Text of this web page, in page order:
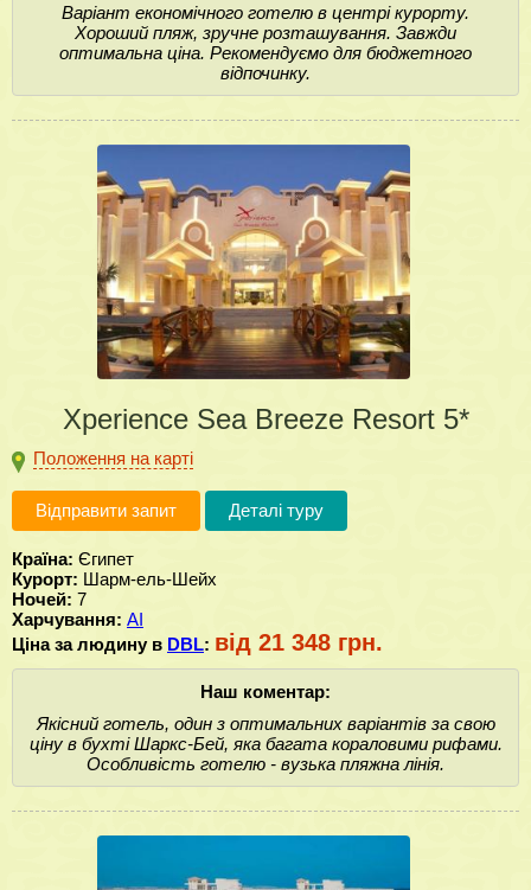
Варіант економічного готелю в центрі курорту.
Хороший пляж, зручне розташування. Завжди
оптимальна ціна. Рекомендуємо для бюджетного
відпочинку.
Xperience Sea Breeze Resort 5*
Положення на карті
Відправити запит Деталі туру
Країна: Єгипет
Курорт: Шарм-ель-Шейх
Ночей: 7
Харчування: AI
Ціна за людину в DBL: від 21 348 грн.
Наш коментар:
Якісний готель, один з оптимальних варіантів за свою
ціну в бухті Шаркс-Бей, яка багата кораловими рифами.
Особливість готелю - вузька пляжна лінія.